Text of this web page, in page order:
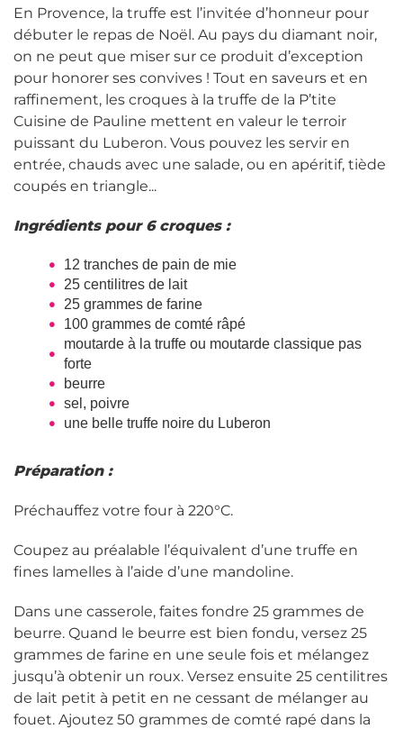
En Provence, la truffe est l’invitée d’honneur pour
débuter le repas de Noël. Au pays du diamant noir,
on ne peut que miser sur ce produit d’exception
pour honorer ses convives ! Tout en saveurs et en
raffinement, les croques à la truffe de la P’tite
Cuisine de Pauline mettent en valeur le terroir
puissant du Luberon. Vous pouvez les servir en
entrée, chauds avec une salade, ou en apéritif, tiède
coupés en triangle...
Ingrédients pour 6 croques :
12 tranches de pain de mie
25 centilitres de lait
25 grammes de farine
100 grammes de comté râpé
moutarde à la truffe ou moutarde classique pas
forte
beurre
sel, poivre
une belle truffe noire du Luberon
Préparation :
Préchauffez votre four à 220°C.
Coupez au préalable l’équivalent d’une truffe en
fines lamelles à l’aide d’une mandoline.
Dans une casserole, faites fondre 25 grammes de
beurre. Quand le beurre est bien fondu, versez 25
grammes de farine en une seule fois et mélangez
jusqu’à obtenir un roux. Versez ensuite 25 centilitres
de lait petit à petit en ne cessant de mélanger au
fouet. Ajoutez 50 grammes de comté rapé dans la